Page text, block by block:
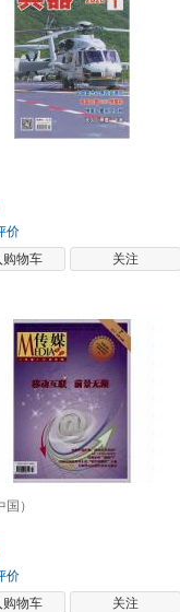
价
购物车
关注
）
价
购物车
关注